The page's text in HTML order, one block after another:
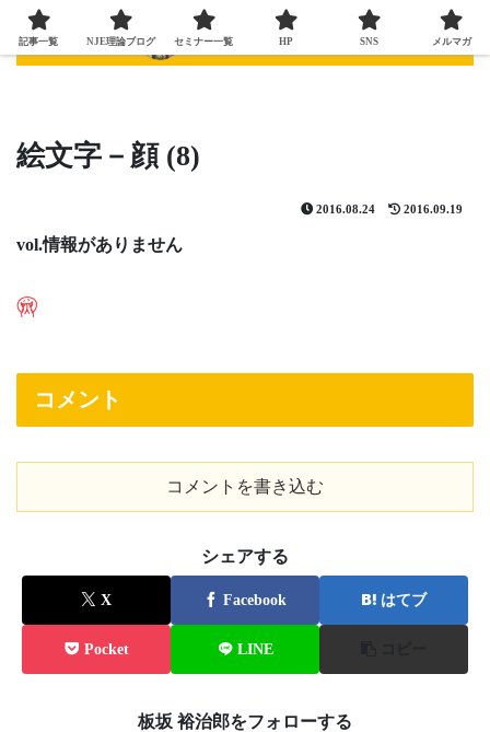
絵文字－顔 (8)
2016.08.24 2016.09.19
vol.情報がありません
コメント
コメントを書き込む
シェアする
X Facebook はてブ
Pocket LINE
板坂 裕治郎をフォローする
記事一覧 NJE理論ブログ セミナー一覧 HP SNS メルマガ